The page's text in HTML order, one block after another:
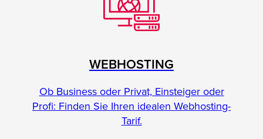
WEBHOSTING
Ob Business oder Privat, Einsteiger oder
Profi: Finden Sie Ihren idealen Webhosting-
Tarif.